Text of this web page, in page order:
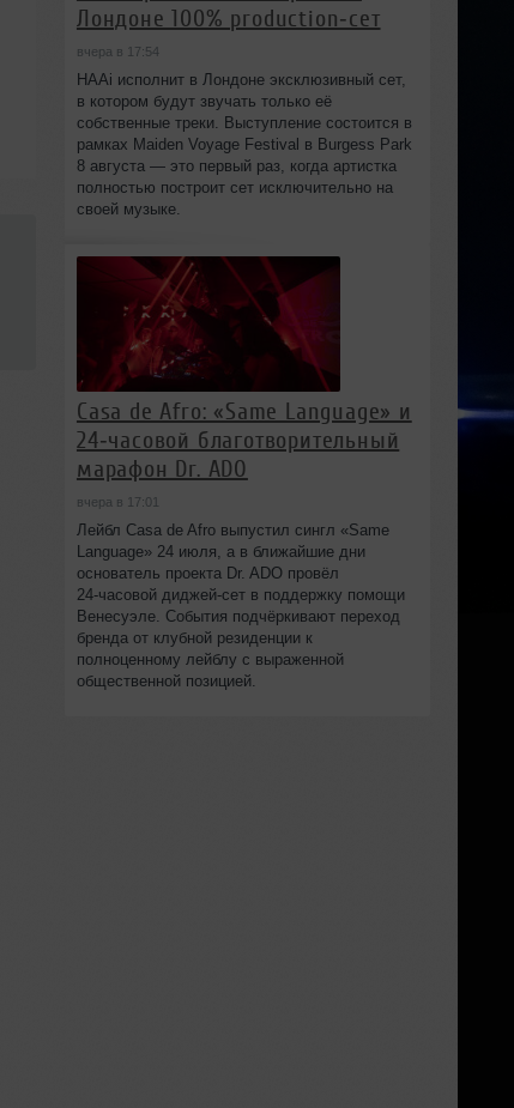
Лондоне 100% production‑сет
вчера в 17:54
HAAi исполнит в Лондоне эксклюзивный сет,
в котором будут звучать только её
собственные треки. Выступление состоится в
рамках Maiden Voyage Festival в Burgess Park
8 августа — это первый раз, когда артистка
полностью построит сет исключительно на
своей музыке.
Casa de Afro: «Same Language» и
24‑часовой благотворительный
марафон Dr. ADO
вчера в 17:01
Лейбл Casa de Afro выпустил сингл «Same
Language» 24 июля, а в ближайшие дни
основатель проекта Dr. ADO провёл
24‑часовой диджей‑сет в поддержку помощи
Венесуэле. События подчёркивают переход
бренда от клубной резиденции к
полноценному лейблу с выраженной
общественной позицией.